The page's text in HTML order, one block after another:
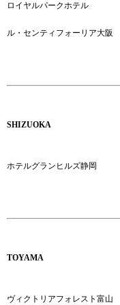
ロイヤルパークホテル
ル・センティフォーリア大阪
SHIZUOKA
ホテルグランヒルズ静岡
TOYAMA
ヴィクトリアフォレスト富山